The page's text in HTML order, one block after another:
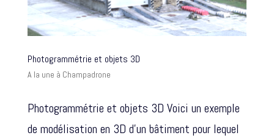
Photogrammétrie et objets 3D
A la une à Champadrone
Photogrammétrie et objets 3D Voici un exemple
de modélisation en 3D d’un bâtiment pour lequel